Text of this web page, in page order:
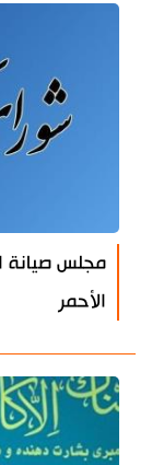
مجلس صيانة
الأحمر